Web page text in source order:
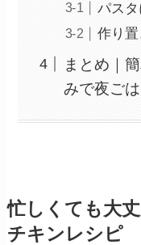
パス
作り置
まとめ｜
みで夜ご
忙しくても大
チキンレシピ